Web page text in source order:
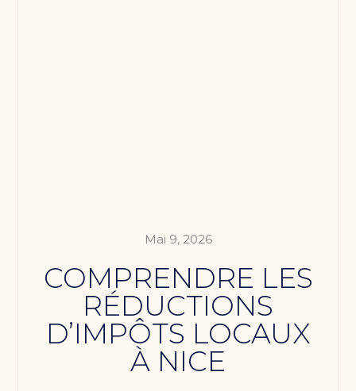
Mai 9, 2026
COMPRENDRE LES
RÉDUCTIONS
D’IMPÔTS LOCAUX
À NICE